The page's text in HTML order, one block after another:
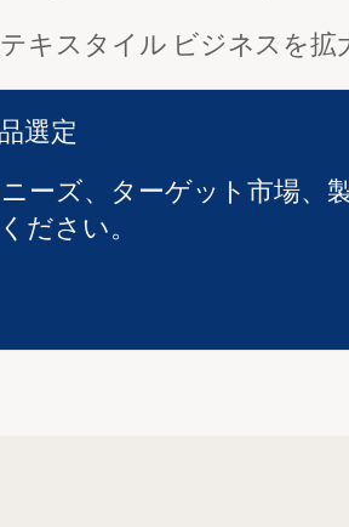
キスタイル ビジネスを拡
選定
ーズ、ターゲット市場、
ださい。